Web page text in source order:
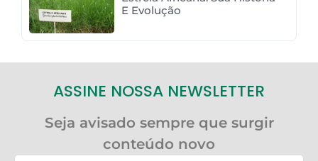
E Evolução
ASSINE NOSSA NEWSLETTER
Seja avisado sempre que surgir
conteúdo novo